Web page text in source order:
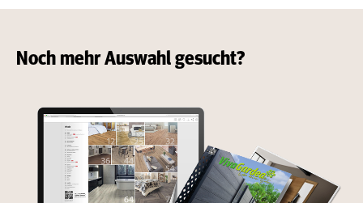
45,90€.
Noch mehr Auswahl gesucht?